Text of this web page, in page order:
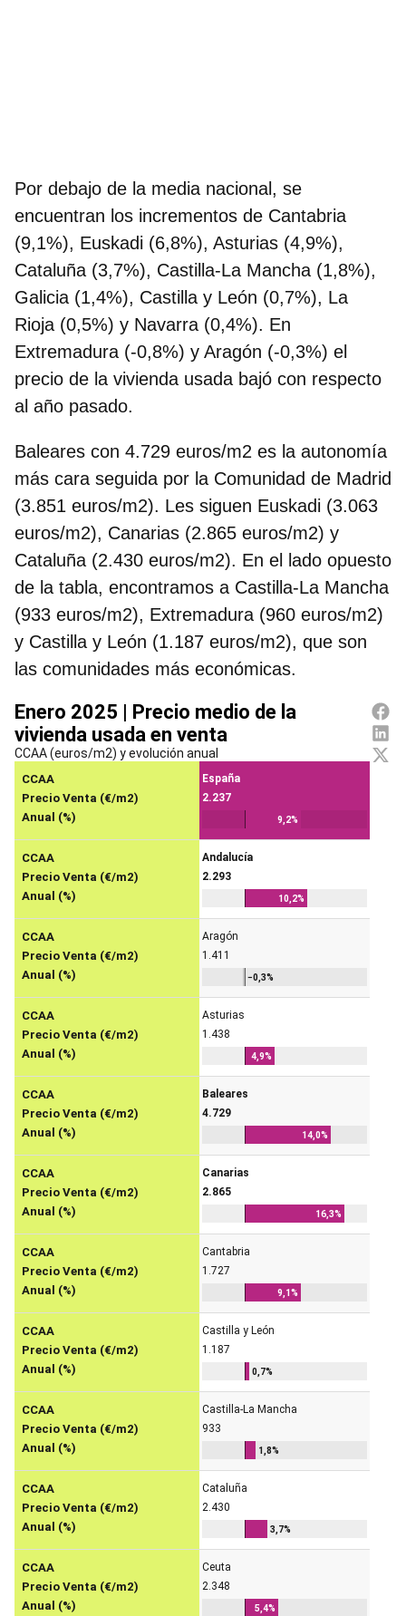
Por debajo de la media nacional, se
encuentran los incrementos de Cantabria
(9,1%), Euskadi (6,8%), Asturias (4,9%),
Cataluña (3,7%), Castilla-La Mancha (1,8%),
Galicia (1,4%), Castilla y León (0,7%), La
Rioja (0,5%) y Navarra (0,4%). En
Extremadura (-0,8%) y Aragón (-0,3%) el
precio de la vivienda usada bajó con respecto
al año pasado.
Baleares con 4.729 euros/m2 es la autonomía
más cara seguida por la Comunidad de Madrid
(3.851 euros/m2). Les siguen Euskadi (3.063
euros/m2), Canarias (2.865 euros/m2) y
Cataluña (2.430 euros/m2). En el lado opuesto
de la tabla, encontramos a Castilla-La Mancha
(933 euros/m2), Extremadura (960 euros/m2)
y Castilla y León (1.187 euros/m2), que son
las comunidades más económicas.